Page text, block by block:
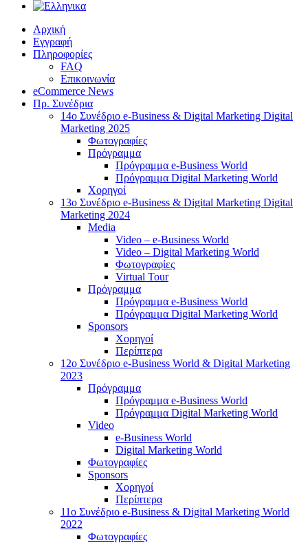
Αρχική
Εγγραφή
Πληροφορίες
FAQ
Επικοινωνία
eCommerce News
Πρ. Συνέδρια
14o Συνέδριο e-Business & Digital Marketing Digital
Marketing 2025
Φωτογραφίες
Πρόγραμμα
Πρόγραμμα e-Business World
Πρόγραμμα Digital Marketing World
Χορηγοί
13o Συνέδριο e-Business & Digital Marketing Digital
Marketing 2024
Media
Video – e-Business World
Video – Digital Marketing World
Φωτογραφίες
Virtual Tour
Πρόγραμμα
Πρόγραμμα e-Business World
Πρόγραμμα Digital Marketing World
Sponsors
Χορηγοί
Περίπτερα
12o Συνέδριο e-Business World & Digital Marketing
2023
Πρόγραμμα
Πρόγραμμα e-Business World
Πρόγραμμα Digital Marketing World
Video
e-Business World
Digital Marketing World
Φωτογραφίες
Sponsors
Χορηγοί
Περίπτερα
11ο Συνέδριο e-Business & Digital Marketing World
2022
Φωτογραφίες